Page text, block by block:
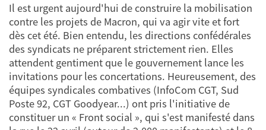
Il est urgent aujourd'hui de construire la mobilisation
contre les projets de Macron, qui va agir vite et fort
dès cet été. Bien entendu, les directions confédérales
des syndicats ne préparent strictement rien. Elles
attendent gentiment que le gouvernement lance les
invitations pour les concertations. Heureusement, des
équipes syndicales combatives (InfoCom CGT, Sud
Poste 92, CGT Goodyear...) ont pris l'initiative de
constituer un « Front social », qui s'est manifesté dans